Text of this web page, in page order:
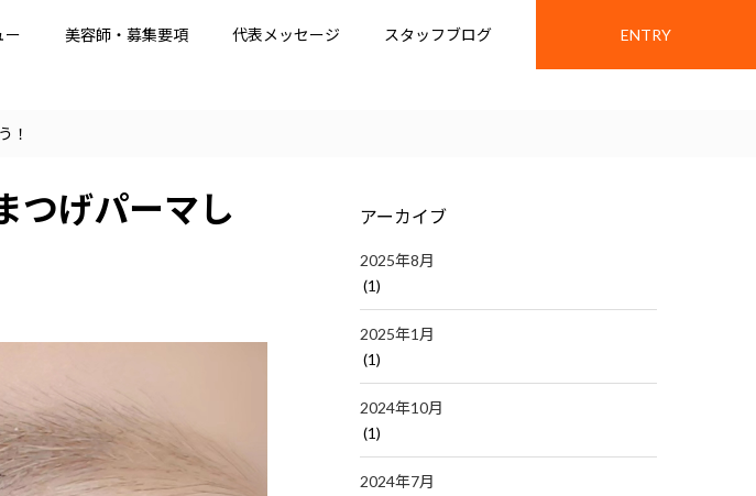
ー 美容師・募集要項 代表メッセージ スタッフブログ ENTRY
！
つげパーマし
アーカイブ
2025年8月
(1)
2025年1月
(1)
2024年10月
(1)
2024年7月